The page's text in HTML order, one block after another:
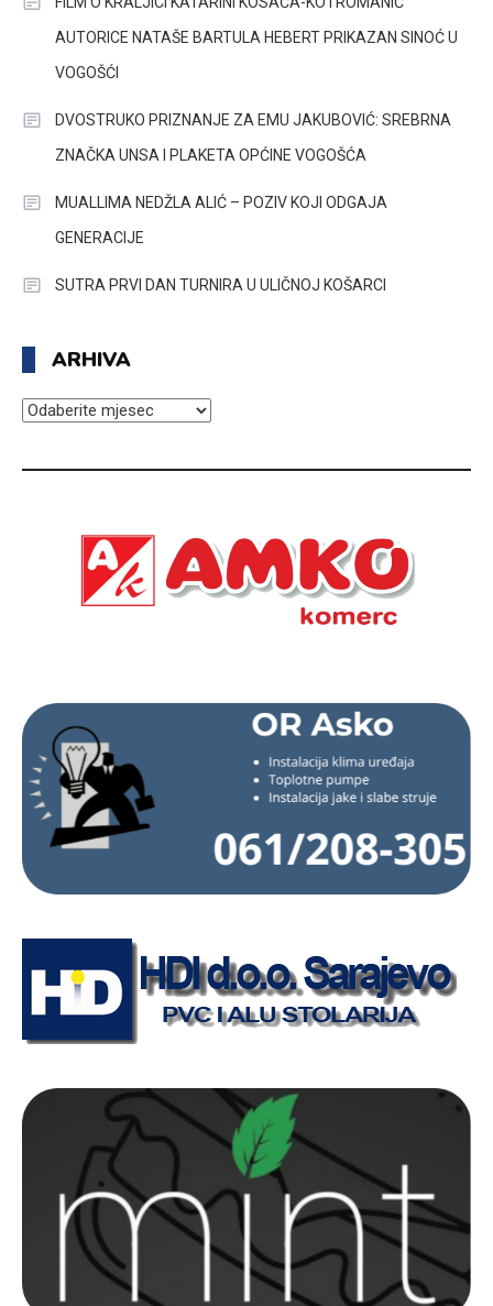
AUTORICE NATAŠE BARTULA HEBERT PRIKAZAN SINOĆ U
VOGOŠĆI
DVOSTRUKO PRIZNANJE ZA EMU JAKUBOVIĆ: SREBRNA
ZNAČKA UNSA I PLAKETA OPĆINE VOGOŠĆA
MUALLIMA NEDŽLA ALIĆ – POZIV KOJI ODGAJA
GENERACIJE
SUTRA PRVI DAN TURNIRA U ULIČNOJ KOŠARCI
ARHIVA
ARHIVA